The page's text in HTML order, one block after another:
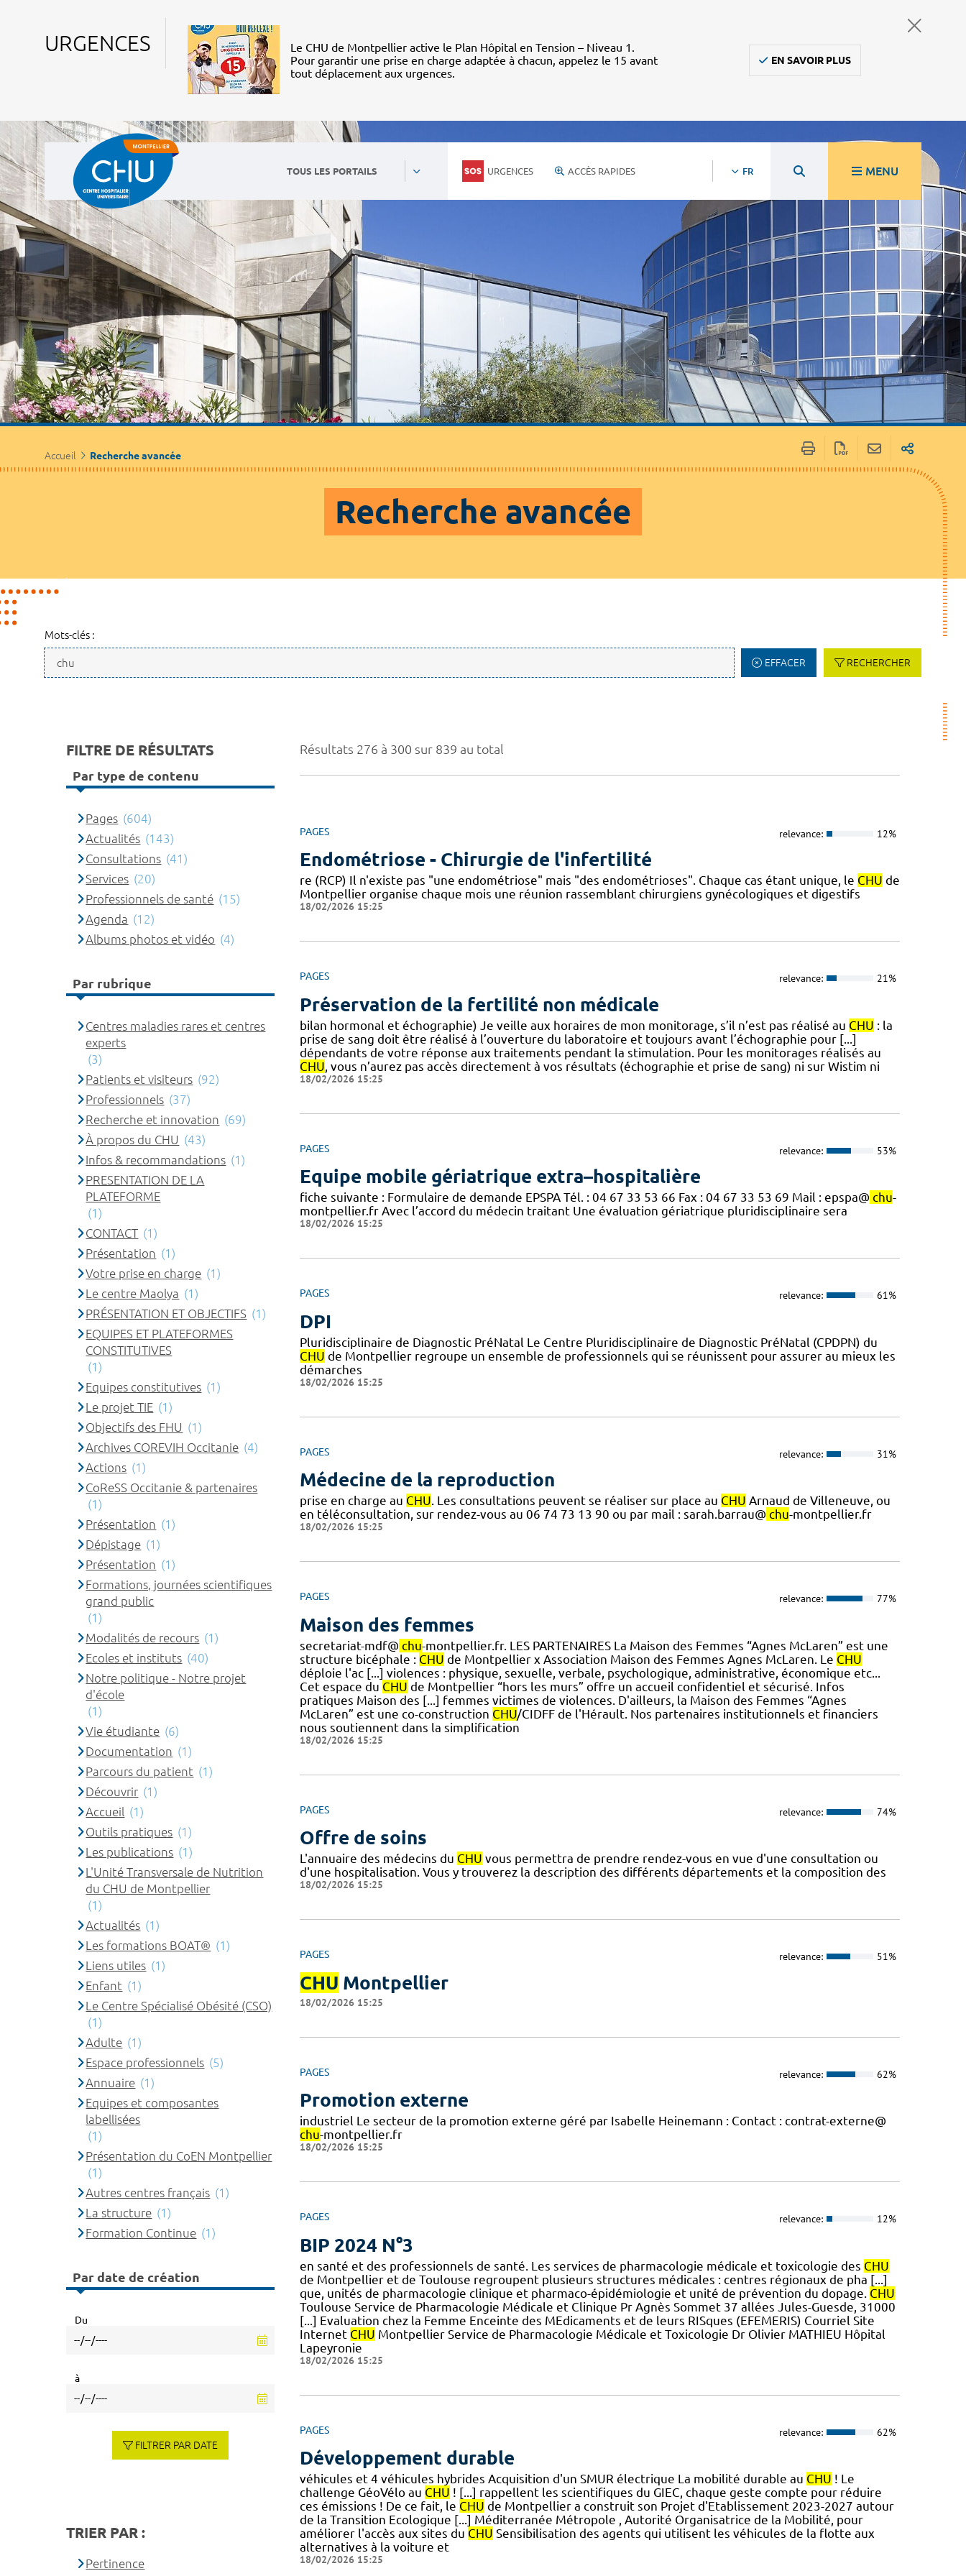
URGENCES
Le CHU de Montpellier active le Plan Hôpital en Tension – Niveau 1.
Pour garantir une prise en charge adaptée à chacun, appelez le 15 avant
tout déplacement aux urgences.
EN SAVOIR PLUS
TOUS LES PORTAILS URGENCES ACCÈS RAPIDES FR MENU
Accueil Recherche avancée
Recherche avancée
Mots-clés :
EFFACER RECHERCHER
Résultats 276 à 300 sur 839 au total
PAGES relevance: 12%
Endométriose - Chirurgie de l'infertilité
re (RCP) Il n'existe pas "une endométriose" mais "des endométrioses". Chaque cas étant unique, le CHU de
Montpellier organise chaque mois une réunion rassemblant chirurgiens gynécologiques et digestifs
18/02/2026 15:25
PAGES relevance: 21%
Préservation de la fertilité non médicale
bilan hormonal et échographie) Je veille aux horaires de mon monitorage, s’il n’est pas réalisé au CHU : la
prise de sang doit être réalisé à l’ouverture du laboratoire et toujours avant l’échographie pour [...]
dépendants de votre réponse aux traitements pendant la stimulation. Pour les monitorages réalisés au
CHU, vous n’aurez pas accès directement à vos résultats (échographie et prise de sang) ni sur Wistim ni
18/02/2026 15:25
PAGES relevance: 53%
Equipe mobile gériatrique extra–hospitalière
fiche suivante : Formulaire de demande EPSPA Tél. : 04 67 33 53 66 Fax : 04 67 33 53 69 Mail : epspa@ chu-
montpellier.fr Avec l’accord du médecin traitant Une évaluation gériatrique pluridisciplinaire sera
18/02/2026 15:25
PAGES relevance: 61%
DPI
Pluridisciplinaire de Diagnostic PréNatal Le Centre Pluridisciplinaire de Diagnostic PréNatal (CPDPN) du
CHU de Montpellier regroupe un ensemble de professionnels qui se réunissent pour assurer au mieux les
démarches
18/02/2026 15:25
PAGES relevance: 31%
Médecine de la reproduction
prise en charge au CHU. Les consultations peuvent se réaliser sur place au CHU Arnaud de Villeneuve, ou
en téléconsultation, sur rendez-vous au 06 74 73 13 90 ou par mail : sarah.barrau@ chu-montpellier.fr
18/02/2026 15:25
PAGES relevance: 77%
Maison des femmes
secretariat-mdf@ chu-montpellier.fr. LES PARTENAIRES La Maison des Femmes “Agnes McLaren” est une
structure bicéphale : CHU de Montpellier x Association Maison des Femmes Agnes McLaren. Le CHU
déploie l'ac [...] violences : physique, sexuelle, verbale, psychologique, administrative, économique etc...
Cet espace du CHU de Montpellier “hors les murs” offre un accueil confidentiel et sécurisé. Infos
pratiques Maison des [...] femmes victimes de violences. D'ailleurs, la Maison des Femmes “Agnes
McLaren” est une co-construction CHU/CIDFF de l'Hérault. Nos partenaires institutionnels et financiers
nous soutiennent dans la simplification
18/02/2026 15:25
PAGES relevance: 74%
Offre de soins
L'annuaire des médecins du CHU vous permettra de prendre rendez-vous en vue d'une consultation ou
d'une hospitalisation. Vous y trouverez la description des différents départements et la composition des
18/02/2026 15:25
PAGES relevance: 51%
CHU Montpellier
18/02/2026 15:25
PAGES relevance: 62%
Promotion externe
industriel Le secteur de la promotion externe géré par Isabelle Heinemann : Contact : contrat-externe@
chu-montpellier.fr
18/02/2026 15:25
PAGES relevance: 12%
BIP 2024 N°3
en santé et des professionnels de santé. Les services de pharmacologie médicale et toxicologie des CHU
de Montpellier et de Toulouse regroupent plusieurs structures médicales : centres régionaux de pha [...]
que, unités de pharmacologie clinique et pharmaco-épidémiologie et unité de prévention du dopage. CHU
Toulouse Service de Pharmacologie Médicale et Clinique Pr Agnès Sommet 37 allées Jules-Guesde, 31000
[...] Evaluation chez la Femme Enceinte des MEdicaments et de leurs RISques (EFEMERIS) Courriel Site
Internet CHU Montpellier Service de Pharmacologie Médicale et Toxicologie Dr Olivier MATHIEU Hôpital
Lapeyronie
18/02/2026 15:25
PAGES relevance: 62%
Développement durable
véhicules et 4 véhicules hybrides Acquisition d'un SMUR électrique La mobilité durable au CHU ! Le
challenge GéoVélo au CHU ! [...] rappellent les scientifiques du GIEC, chaque geste compte pour réduire
ces émissions ! De ce fait, le CHU de Montpellier a construit son Projet d'Etablissement 2023-2027 autour
de la Transition Ecologique [...] Méditerranée Métropole , Autorité Organisatrice de la Mobilité, pour
améliorer l'accès aux sites du CHU Sensibilisation des agents qui utilisent les véhicules de la flotte aux
alternatives à la voiture et
18/02/2026 15:25
FILTRE DE RÉSULTATS
Par type de contenu
Pages (604)
Actualités (143)
Consultations (41)
Services (20)
Professionnels de santé (15)
Agenda (12)
Albums photos et vidéo (4)
Par rubrique
Centres maladies rares et centres
experts
(3)
Patients et visiteurs (92)
Professionnels (37)
Recherche et innovation (69)
À propos du CHU (43)
Infos & recommandations (1)
PRESENTATION DE LA
PLATEFORME
(1)
CONTACT (1)
Présentation (1)
Votre prise en charge (1)
Le centre Maolya (1)
PRÉSENTATION ET OBJECTIFS (1)
EQUIPES ET PLATEFORMES
CONSTITUTIVES
(1)
Equipes constitutives (1)
Le projet TIE (1)
Objectifs des FHU (1)
Archives COREVIH Occitanie (4)
Actions (1)
CoReSS Occitanie & partenaires
(1)
Présentation (1)
Dépistage (1)
Présentation (1)
Formations, journées scientifiques
grand public
(1)
Modalités de recours (1)
Ecoles et instituts (40)
Notre politique - Notre projet
d'école
(1)
Vie étudiante (6)
Documentation (1)
Parcours du patient (1)
Découvrir (1)
Accueil (1)
Outils pratiques (1)
Les publications (1)
L'Unité Transversale de Nutrition
du CHU de Montpellier
(1)
Actualités (1)
Les formations BOAT® (1)
Liens utiles (1)
Enfant (1)
Le Centre Spécialisé Obésité (CSO)
(1)
Adulte (1)
Espace professionnels (5)
Annuaire (1)
Equipes et composantes
labellisées
(1)
Présentation du CoEN Montpellier
(1)
Autres centres français (1)
La structure (1)
Formation Continue (1)
Par date de création
Du
à
FILTRER PAR DATE
TRIER PAR :
Pertinence